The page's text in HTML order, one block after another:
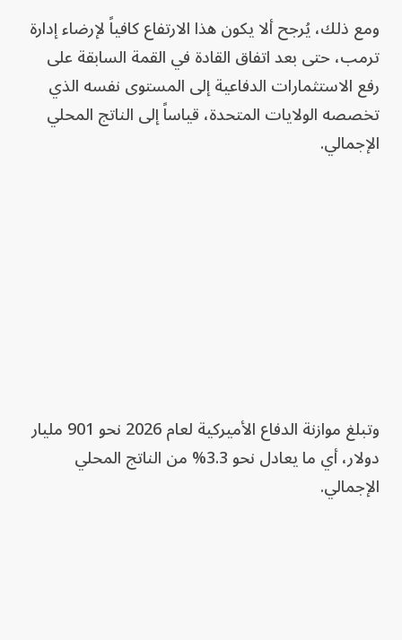
ومع ذلك، يُرجح ألا يكون هذا الارتفاع كافياً لإرضاء إدارة
ترمب، حتى بعد اتفاق القادة في القمة السابقة على
رفع الاستثمارات الدفاعية إلى المستوى نفسه الذي
تخصصه الولايات المتحدة، قياساً إلى الناتج المحلي
الإجمالي.
وتبلغ موازنة الدفاع الأميركية لعام 2026 نحو 901 مليار
دولار، أي ما يعادل نحو 3.3% من الناتج المحلي
الإجمالي.